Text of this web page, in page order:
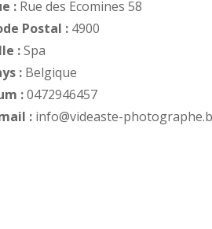
:Rue des Ecomines 58
Postal :4900
:Spa
:Belgique
:0472946457
:info@videaste-